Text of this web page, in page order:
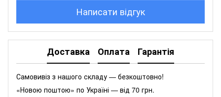
Написати відгук
Доставка Оплата Гарантія
Самовивіз з нашого складу — безкоштовно!
«Новою поштою» по Україні — від 70 грн.